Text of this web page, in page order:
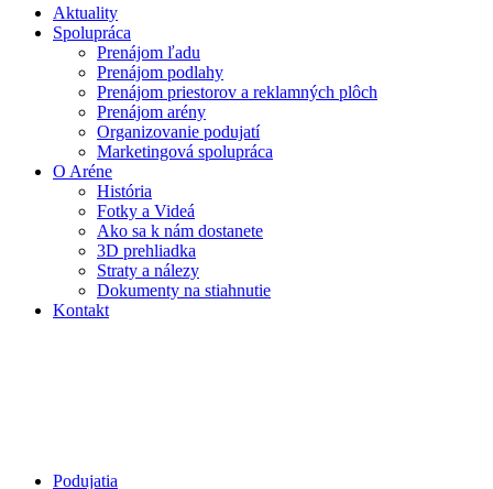
Aktuality
Spolupráca
Prenájom ľadu
Prenájom podlahy
Prenájom priestorov a reklamných plôch
Prenájom arény
Organizovanie podujatí
Marketingová spolupráca
O Aréne
História
Fotky a Videá
Ako sa k nám dostanete
3D prehliadka
Straty a nálezy
Dokumenty na stiahnutie
Kontakt
Podujatia